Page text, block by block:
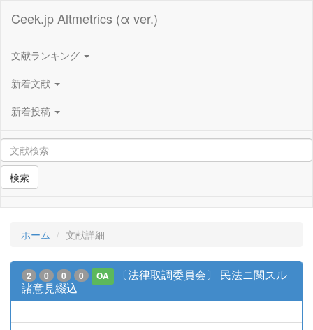
Ceek.jp Altmetrics (α ver.)
文献ランキング
新着文献
新着投稿
検索
ホーム 文献詳細
2 0 0 0 OA
〔法律取調委員会〕 民法ニ関スル
諸意見綴込